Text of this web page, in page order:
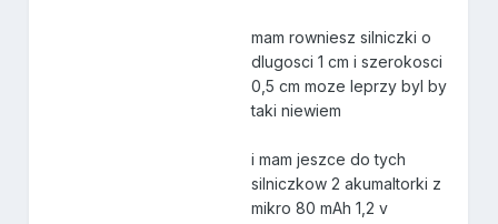
mam rowniesz silniczki o
dlugosci 1 cm i szerokosci
0,5 cm moze leprzy byl by
taki niewiem
i mam jeszce do tych
silniczkow 2 akumaltorki z
mikro 80 mAh 1,2 v